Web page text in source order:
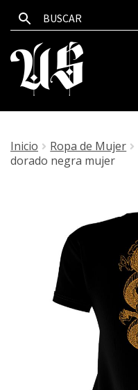
Inicio Ropa de Mujer
dorado negra mujer